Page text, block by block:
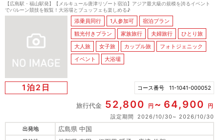
【広島駅・福山駅発】【メルキュール唐津リゾート宿泊】アジア最大級の規模を誇るイベント
でバルーン競技を観覧！大浴場とブュッフェも楽しめる♪
添乗員同行 1人参加可
宿泊プラン
観光付きプラン
家族旅行 夫婦旅行
ひとり旅
大人旅
女子旅 カップル旅
フォトジェニック
イベント
大浴場
1泊2日 コース番号 11-1041-000052
旅行代金 52,800 円 64,900
円
設定期間
2026/10/30
2026/10/30
出発地
広島県 中国